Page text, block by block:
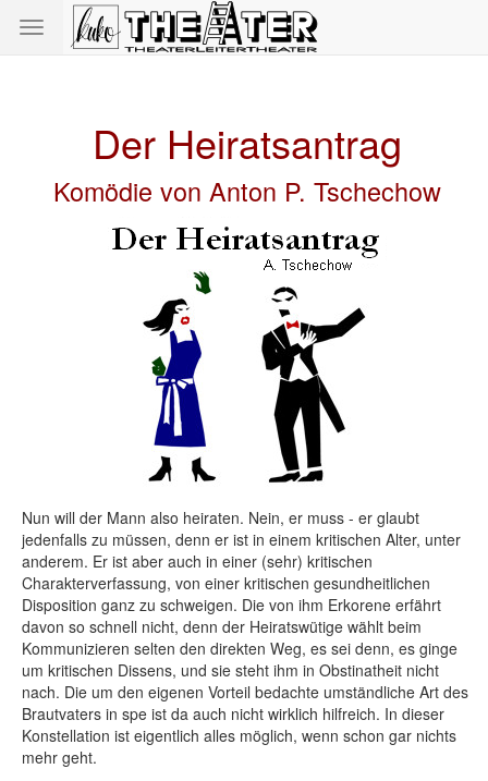
Toggle
navigation
Der Heiratsantrag
Komödie von Anton P. Tschechow
Nun will der Mann also heiraten. Nein, er muss - er glaubt
jedenfalls zu müssen, denn er ist in einem kritischen Alter, unter
anderem. Er ist aber auch in einer (sehr) kritischen
Charakterverfassung, von einer kritischen gesundheitlichen
Disposition ganz zu schweigen. Die von ihm Erkorene erfährt
davon so schnell nicht, denn der Heiratswütige wählt beim
Kommunizieren selten den direkten Weg, es sei denn, es ginge
um kritischen Dissens, und sie steht ihm in Obstinatheit nicht
nach. Die um den eigenen Vorteil bedachte umständliche Art des
Brautvaters in spe ist da auch nicht wirklich hilfreich. In dieser
Konstellation ist eigentlich alles möglich, wenn schon gar nichts
mehr geht.